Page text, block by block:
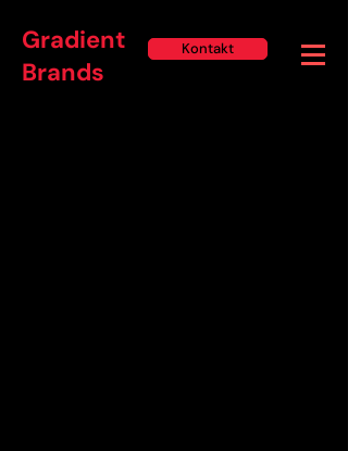
Gradient
Brands
Kontakt